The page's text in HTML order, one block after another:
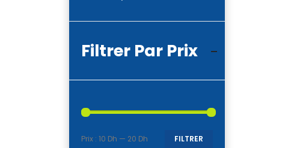
Filtrer Par Prix
FILTRER
Prix : 10 Dh — 20 Dh